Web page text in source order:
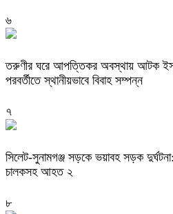
৬
তরুণীর ঘরে আপত্তিকর অবস্থায় আটক
পরবর্তীতে স্থানীয়ভাবে বিবাহ সম্পন্ন
৭
সিলেট-সুনামগঞ্জ সড়কে ভয়াবহ সড়ক
চালকসহ আহত ২
৮